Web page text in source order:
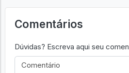
Comentários
Dúvidas? Escreva aqui seu